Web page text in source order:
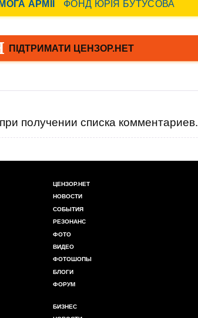
получении списка комментариев.
ЦЕНЗОР.НЕТ
НОВОСТИ
СОБЫТИЯ
РЕЗОНАНС
ФОТО
ВИДЕО
ФОТОШОПЫ
БЛОГИ
ФОРУМ
БИЗНЕС